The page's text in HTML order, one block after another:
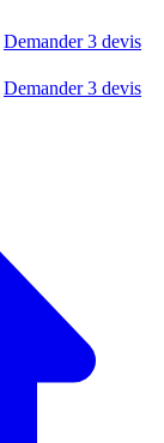
Demander 3 devis
Demander 3 devis